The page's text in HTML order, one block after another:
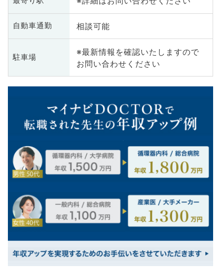
自動車通勤 相談可能
駐車場
※最新情報を確認いたしますので
お問い合わせください